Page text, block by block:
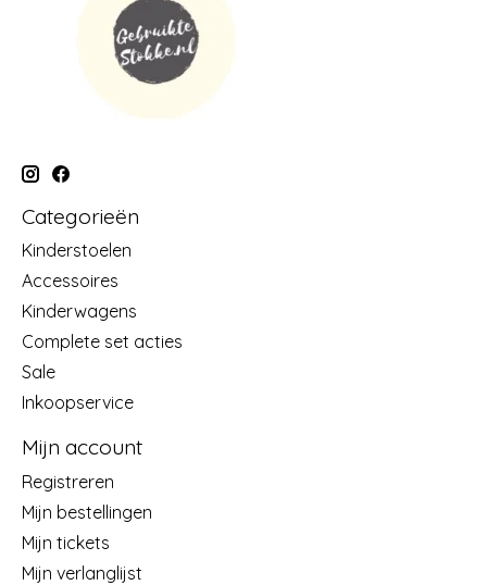
Categorieën
Kinderstoelen
Accessoires
Kinderwagens
Complete set acties
Sale
Inkoopservice
Mijn account
Registreren
Mijn bestellingen
Mijn tickets
Mijn verlanglijst